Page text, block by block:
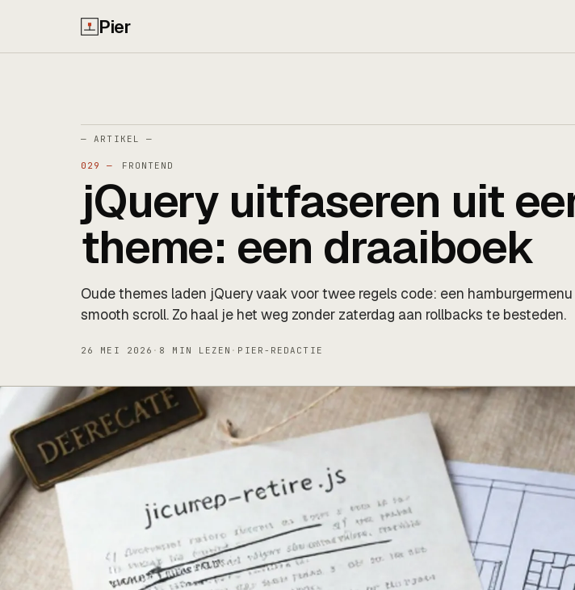
Pier
— ARTIKEL —
029 — FRONTEND
jQuery uitfaseren uit
theme: een draaiboek
Oude themes laden jQuery vaak voor twee regels code: een
smooth scroll. Zo haal je het weg zonder zaterdag aan rollbacks te besteden.
26 MEI 2026 · 8 MIN LEZEN · PIER-REDACTIE